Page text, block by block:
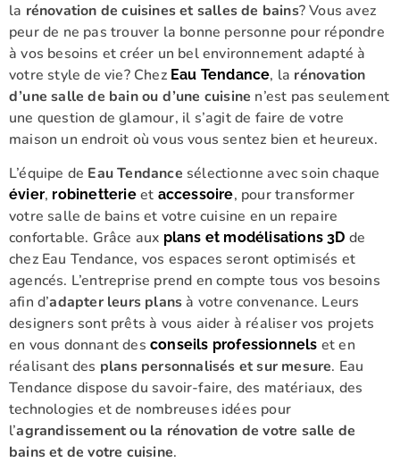
la rénovation de cuisines et salles de bains? Vous avez
peur de ne pas trouver la bonne personne pour répondre
à vos besoins et créer un bel environnement adapté à
votre style de vie? Chez Eau Tendance, la rénovation
d’une salle de bain ou d’une cuisine n’est pas seulement
une question de glamour, il s’agit de faire de votre
maison un endroit où vous vous sentez bien et heureux.
L’équipe de Eau Tendance sélectionne avec soin chaque
évier, robinetterieet accessoire, pour transformer
votre salle de bains et votre cuisine en un repaire
confortable. Grâce aux plans et modélisations 3D de
chez Eau Tendance, vos espaces seront optimisés et
agencés. L’entreprise prend en compte tous vos besoins
afin d’adapter leurs plansà votre convenance. Leurs
designers sont prêts à vous aider à réaliser vos projets
en vous donnant des conseils professionnels et en
réalisant des plans personnalisés et sur mesure. Eau
Tendance dispose du savoir-faire, des matériaux, des
technologies et de nombreuses idées pour
l’agrandissement ou la rénovation de votre salle de
bains et de votre cuisine.